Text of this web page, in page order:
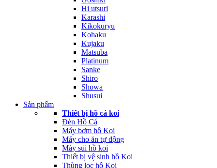
Hi utsuri
Karashi
Kikokuryu
Kohaku
Kujaku
Matsuba
Platinum
Sanke
Shiro
Showa
Shusui
Sản phẩm
Thiết bị hồ cá koi
Đèn Hồ Cá
Máy bơm hồ Koi
Máy cho ăn tự động
Máy sủi hồ koi
Thiết bị vệ sinh hồ Koi
Thùng lọc hồ Koi